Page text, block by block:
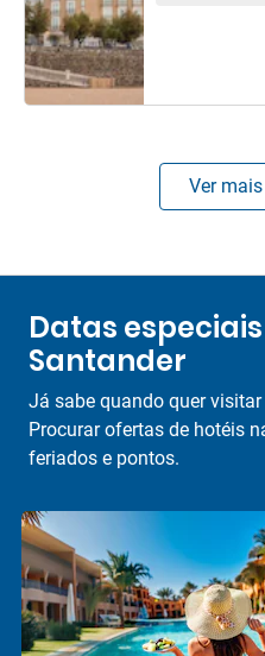
Ver
Datas
Santander
Já sabe quando quer
Procurar ofertas de hotéis
feriados e pontos.